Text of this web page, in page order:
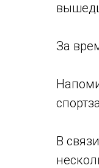
За
В